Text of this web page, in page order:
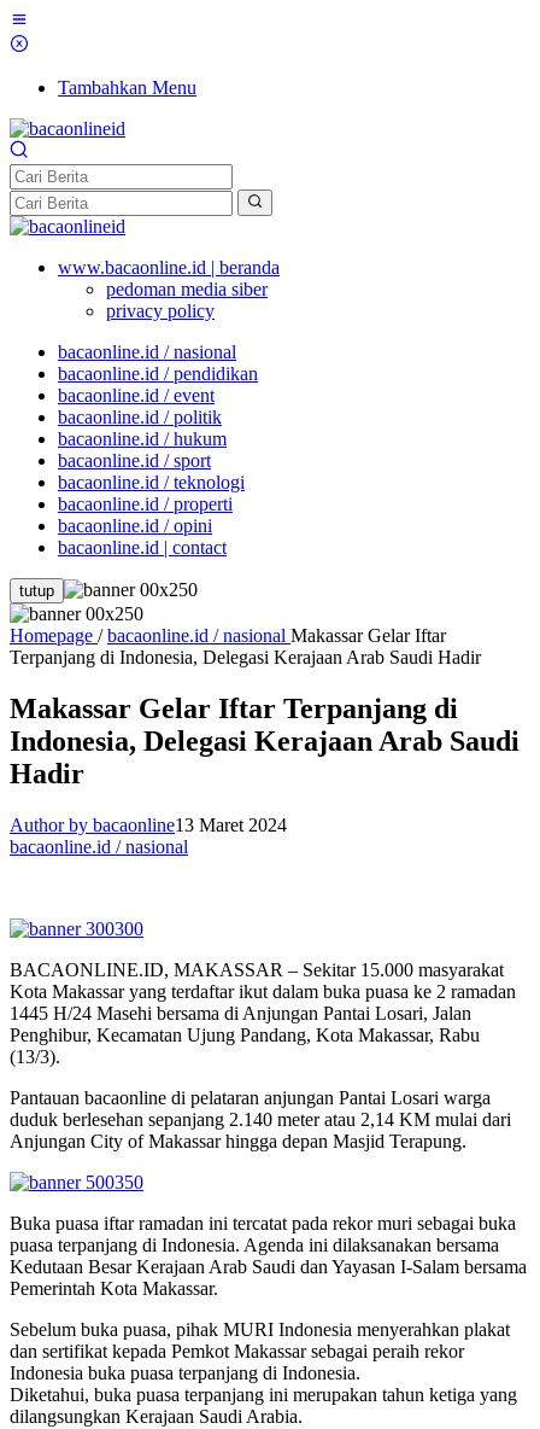
Tambahkan Menu
www.bacaonline.id | beranda
pedoman media siber
privacy policy
bacaonline.id / nasional
bacaonline.id / pendidikan
bacaonline.id / event
bacaonline.id / politik
bacaonline.id / hukum
bacaonline.id / sport
bacaonline.id / teknologi
bacaonline.id / properti
bacaonline.id / opini
bacaonline.id | contact
tutup
Homepage / bacaonline.id / nasional Makassar Gelar Iftar
Terpanjang di Indonesia, Delegasi Kerajaan Arab Saudi Hadir
Makassar Gelar Iftar Terpanjang di
Indonesia, Delegasi Kerajaan Arab Saudi
Hadir
Author by bacaonline13 Maret 2024
bacaonline.id / nasional
BACAONLINE.ID, MAKASSAR – Sekitar 15.000 masyarakat
Kota Makassar yang terdaftar ikut dalam buka puasa ke 2 ramadan
1445 H/24 Masehi bersama di Anjungan Pantai Losari, Jalan
Penghibur, Kecamatan Ujung Pandang, Kota Makassar, Rabu
(13/3).
Pantauan bacaonline di pelataran anjungan Pantai Losari warga
duduk berlesehan sepanjang 2.140 meter atau 2,14 KM mulai dari
Anjungan City of Makassar hingga depan Masjid Terapung.
Buka puasa iftar ramadan ini tercatat pada rekor muri sebagai buka
puasa terpanjang di Indonesia. Agenda ini dilaksanakan bersama
Kedutaan Besar Kerajaan Arab Saudi dan Yayasan I-Salam bersama
Pemerintah Kota Makassar.
Sebelum buka puasa, pihak MURI Indonesia menyerahkan plakat
dan sertifikat kepada Pemkot Makassar sebagai peraih rekor
Indonesia buka puasa terpanjang di Indonesia.
Diketahui, buka puasa terpanjang ini merupakan tahun ketiga yang
dilangsungkan Kerajaan Saudi Arabia.